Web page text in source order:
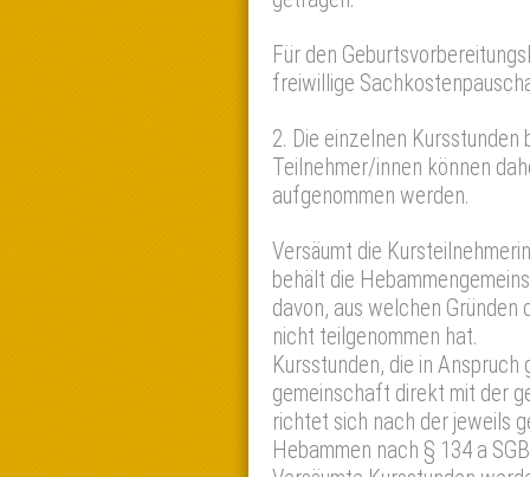
Für den
freiwillige
2. Die einzelnen
Teilnehmer/innen können
aufgenommen werden.
Versäumt die
behält die
davon, aus welchen
nicht teilgenommen hat.
Kursstunden, die in
gemeinschaft direkt mit der
richtet sich nach der jeweils
Hebammen nach § 134 a